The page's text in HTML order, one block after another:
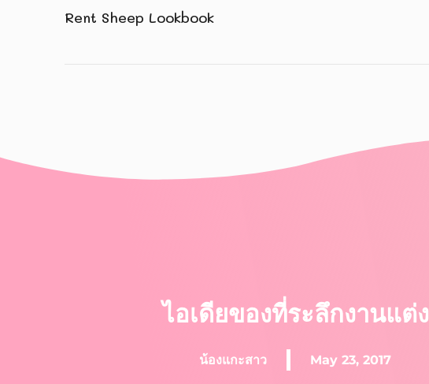
Rent Sheep Lookbook
ไอเดียของที่ระลึกงานแต่ง
น้องแกะสาว May 23, 2017